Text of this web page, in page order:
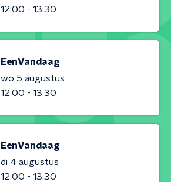
12:00 - 13:30
EenVandaag
wo 5 augustus
12:00 - 13:30
EenVandaag
di 4 augustus
12:00 - 13:30